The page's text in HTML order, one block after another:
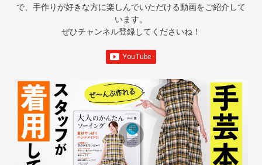
で、手作りが好きな方に楽しんでいただける動画をご紹介して
います。
ぜひチャンネル登録してくださいね！